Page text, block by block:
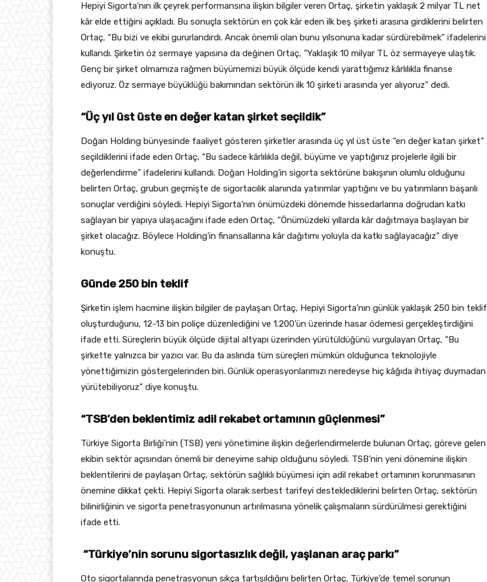
Hepiyi Sigorta’nın ilk çeyrek performansına ilişkin bilgiler veren Ortaç, şirketin yaklaşık 2 milyar TL net
kâr elde ettiğini açıkladı. Bu sonuçla sektörün en çok kâr eden ilk beş şirketi arasına girdiklerini belirten
Ortaç, “Bu bizi ve ekibi gururlandırdı. Ancak önemli olan bunu yılsonuna kadar sürdürebilmek” ifadelerini
kullandı. Şirketin öz sermaye yapısına da değinen Ortaç, “Yaklaşık 10 milyar TL öz sermayeye ulaştık.
Genç bir şirket olmamıza rağmen büyümemizi büyük ölçüde kendi yarattığımız kârlılıkla finanse
ediyoruz. Öz sermaye büyüklüğü bakımından sektörün ilk 10 şirketi arasında yer alıyoruz” dedi.
“Üç yıl üst üste en değer katan şirket seçildik”
Doğan Holding bünyesinde faaliyet gösteren şirketler arasında üç yıl üst üste “en değer katan şirket”
seçildiklerini ifade eden Ortaç, “Bu sadece kârlılıkla değil, büyüme ve yaptığınız projelerle ilgili bir
değerlendirme” ifadelerini kullandı. Doğan Holding’in sigorta sektörüne bakışının olumlu olduğunu
belirten Ortaç, grubun geçmişte de sigortacılık alanında yatırımlar yaptığını ve bu yatırımların başarılı
sonuçlar verdiğini söyledi. Hepiyi Sigorta’nın önümüzdeki dönemde hissedarlarına doğrudan katkı
sağlayan bir yapıya ulaşacağını ifade eden Ortaç, “Önümüzdeki yıllarda kâr dağıtmaya başlayan bir
şirket olacağız. Böylece Holding’in finansallarına kâr dağıtımı yoluyla da katkı sağlayacağız” diye
konuştu.
Günde 250 bin teklif
Şirketin işlem hacmine ilişkin bilgiler de paylaşan Ortaç, Hepiyi Sigorta’nın günlük yaklaşık 250 bin teklif
oluşturduğunu, 12-13 bin poliçe düzenlediğini ve 1.200’ün üzerinde hasar ödemesi gerçekleştirdiğini
ifade etti. Süreçlerin büyük ölçüde dijital altyapı üzerinden yürütüldüğünü vurgulayan Ortaç, “Bu
şirkette yalnızca bir yazıcı var. Bu da aslında tüm süreçleri mümkün olduğunca teknolojiyle
yönettiğimizin göstergelerinden biri. Günlük operasyonlarımızı neredeyse hiç kâğıda ihtiyaç duymadan
yürütebiliyoruz” diye konuştu.
“TSB’den beklentimiz adil rekabet ortamının güçlenmesi”
Türkiye Sigorta Birliği’nin (TSB) yeni yönetimine ilişkin değerlendirmelerde bulunan Ortaç, göreve gelen
ekibin sektör açısından önemli bir deneyime sahip olduğunu söyledi. TSB’nin yeni dönemine ilişkin
beklentilerini de paylaşan Ortaç, sektörün sağlıklı büyümesi için adil rekabet ortamının korunmasının
önemine dikkat çekti. Hepiyi Sigorta olarak serbest tarifeyi desteklediklerini belirten Ortaç, sektörün
bilinirliğinin ve sigorta penetrasyonunun artırılmasına yönelik çalışmaların sürdürülmesi gerektiğini
ifade etti.
“Türkiye’nin sorunu sigortasızlık değil, yaşlanan araç parkı”
Oto sigortalarında penetrasyonun sıkça tartışıldığını belirten Ortaç, Türkiye’de temel sorunun